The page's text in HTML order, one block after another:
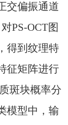
交偏振通道
PS-OCT图
得到纹理特
征矩阵进行
斑块概率分
模型中，输